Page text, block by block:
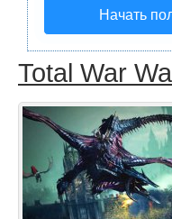
Начать
Total War